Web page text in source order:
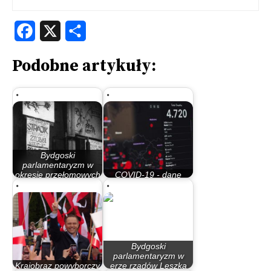
Facebook
Podobne artykuły:
Bydgoski
parlamentaryzm w
okresie przełomowych
COVID-19 - dane
Krajobraz powyborczy
Bydgoski
parlamentaryzm w
erze rządów Leszka